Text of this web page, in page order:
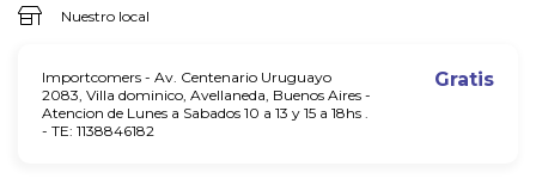
Nuestro local
Importcomers - Av. Centenario Uruguayo
2083, Villa dominico, Avellaneda, Buenos Aires -
Atencion de Lunes a Sabados 10 a 13 y 15 a 18hs .
- TE: 1138846182
Gratis